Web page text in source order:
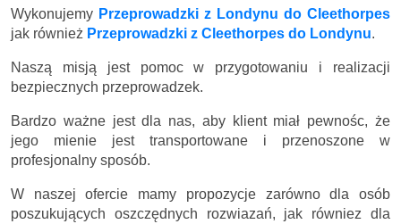
Wykonujemy Przeprowadzki z Londynu do Cleethorpes
jak również Przeprowadzki z Cleethorpes do Londynu.
Naszą misją jest pomoc w przygotowaniu i realizacji
bezpiecznych przeprowadzek.
Bardzo ważne jest dla nas, aby klient miał pewnośc, że
jego mienie jest transportowane i przenoszone w
profesjonalny sposób.
W naszej ofercie mamy propozycje zarówno dla osób
poszukujących oszczędnych rozwiazań, jak równiez dla